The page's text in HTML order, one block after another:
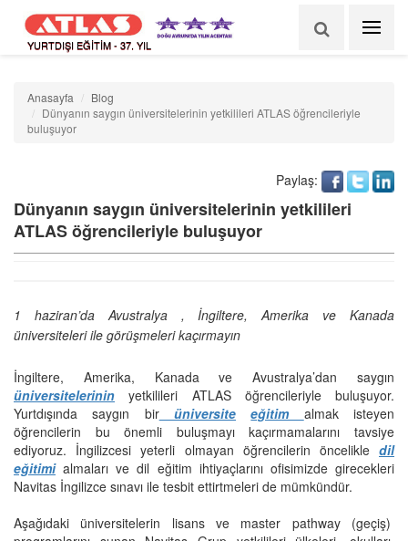
YURTDIŞI EĞİTİM - 37. YIL
Anasayfa
Blog
Dünyanın saygın üniversitelerinin yetkilileri ATLAS öğrencileriyle
buluşuyor
Dünyanın saygın üniversitelerinin yetkilileri
ATLAS öğrencileriyle buluşuyor
Paylaş:
1 haziran’da Avustralya , İngiltere, Amerika ve Kanada
üniversiteleri ile görüşmeleri kaçırmayın
İngiltere, Amerika, Kanada ve Avustralya’dan saygın
üniversitelerinin yetkilileri ATLAS öğrencileriyle buluşuyor.
Yurtdışında saygın birüniversite eğitim almak isteyen
öğrencilerin bu önemli buluşmayı kaçırmamalarını tavsiye
ediyoruz. İngilizcesi yeterli olmayan öğrencilerin öncelikle dil
eğitimialmaları ve dil eğitim ihtiyaçlarını ofisimizde girecekleri
Navitas İngilizce sınavı ile tesbit ettirtmeleri de mümkündür.
Aşağıdaki üniversitelerin lisans ve master pathway (geçiş)